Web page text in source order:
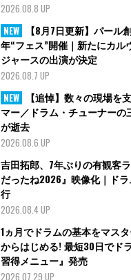
2026.08.8 UP
NEW
【8月7日更新】パール
年“フェス”開催｜新たにカル
ジャースの出演が決定
2026.08.7 UP
NEW
【追悼】数々の現場を
マー／ドラム・チューナーの
が逝去
2026.08.6 UP
吉田拓郎、7年ぶりの有観客
だったね2026』映像化｜ド
行
2026.08.4 UP
1ヵ月でドラムの基本をマス
からはじめる! 最短30日でド
習得メニュー』発売
2026.07.29 UP